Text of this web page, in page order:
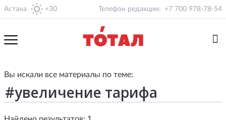
Астана +30 Телефон редакции: +7 700 978-78-54
Вы искали все материалы по теме: